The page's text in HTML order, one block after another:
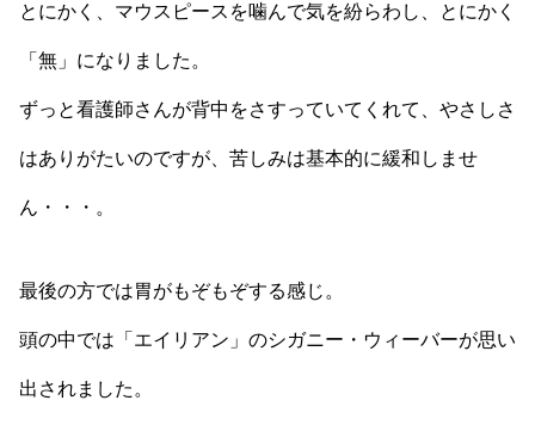
とにかく、マウスピースを噛んで気を紛らわし、とにかく
「無」になりました。
ずっと看護師さんが背中をさすっていてくれて、やさしさ
はありがたいのですが、苦しみは基本的に緩和しませ
ん・・・。
最後の方では胃がもぞもぞする感じ。
頭の中では「エイリアン」のシガニー・ウィーバーが思い
出されました。